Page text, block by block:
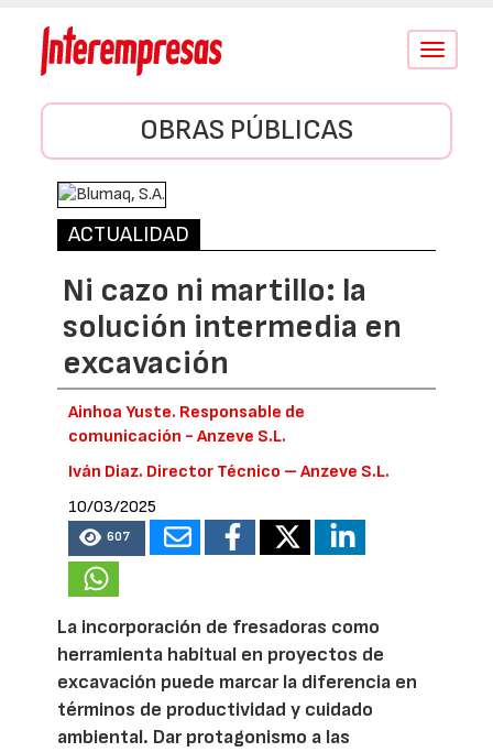
Conmutar
OBRAS PÚBLICAS
ACTUALIDAD
Ni cazo ni martillo: la
solución intermedia en
excavación
Ainhoa Yuste. Responsable de
comunicación - Anzeve S.L.
Iván Diaz. Director Técnico – Anzeve S.L.
10/03/2025
607
La incorporación de fresadoras como
herramienta habitual en proyectos de
excavación puede marcar la diferencia en
términos de productividad y cuidado
ambiental. Dar protagonismo a las